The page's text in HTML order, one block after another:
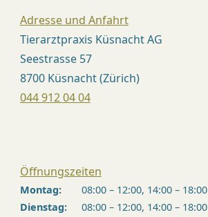
Adresse und Anfahrt
Tierarztpraxis Küsnacht AG
Seestrasse 57
8700 Küsnacht (Zürich)
044 912 04 04
Öffnungszeiten
Montag:
08:00 – 12:00, 14:00 – 18:00
Dienstag:
08:00 – 12:00, 14:00 – 18:00